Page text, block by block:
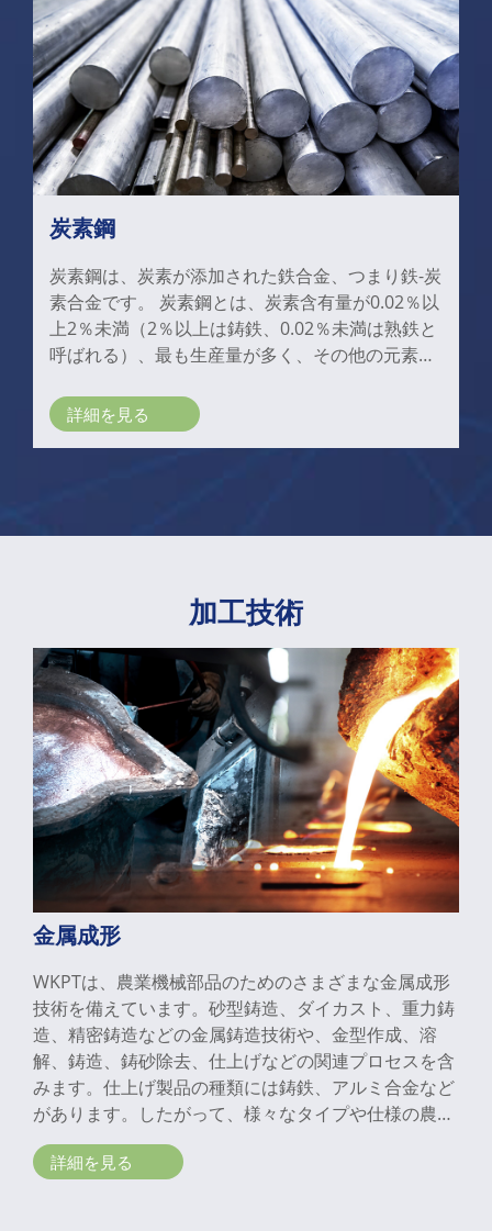
炭素鋼
炭素鋼は、炭素が添加された鉄合金、つまり鉄-炭
素合金です。 炭素鋼とは、炭素含有量が0.02％以
上2％未満（2％以上は鋳鉄、0.02％未満は熟鉄と
呼ばれる）、最も生産量が多く、その他の元素が
詳細を見る
加工技術
金属成形
WKPTは、農業機械部品のためのさまざまな金属成形
技術を備えています。砂型鋳造、ダイカスト、重力鋳
造、精密鋳造などの金属鋳造技術や、金型作成、溶
解、鋳造、鋳砂除去、仕上げなどの関連プロセスを含
みます。仕上げ製品の種類には鋳鉄、アルミ合金など
があります。したがって、様々なタイプや仕様の農業
機械部品の製造を当社にお任せいただけます。鋳造、
仕上げ、精密加工、表面処理、組立、試験など、一貫
詳細を見る